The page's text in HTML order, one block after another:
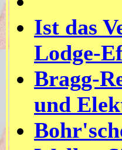
Ist das
Lodge-
Bragg-
und